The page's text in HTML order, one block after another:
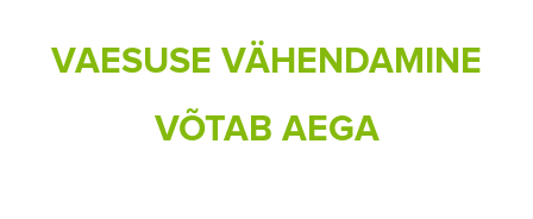
VAESUSE VÄHENDAMINE
VÕTAB AEGA